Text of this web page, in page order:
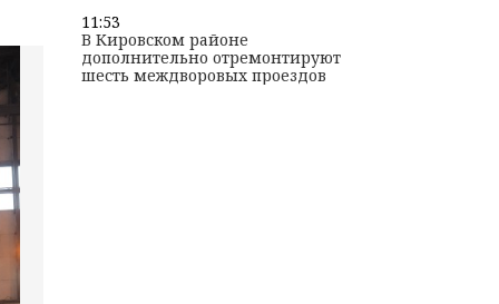
11:53
В Кировском районе
дополнительно отремонтируют
шесть междворовых проездов